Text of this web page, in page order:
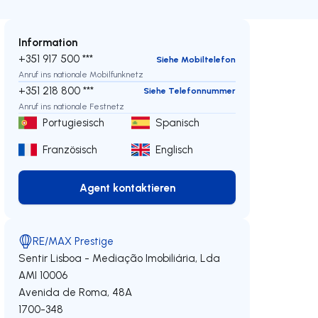
Information
+351 917 500 ***
Siehe Mobiltelefon
Anruf ins nationale Mobilfunknetz
+351 218 800 ***
Siehe Telefonnummer
Anruf ins nationale Festnetz
Portugiesisch
Spanisch
Französisch
Englisch
Agent kontaktieren
Agent kontaktieren
RE/MAX Prestige
Sentir Lisboa - Mediação Imobiliária, Lda
AMI 10006
Avenida de Roma, 48A
1700-348